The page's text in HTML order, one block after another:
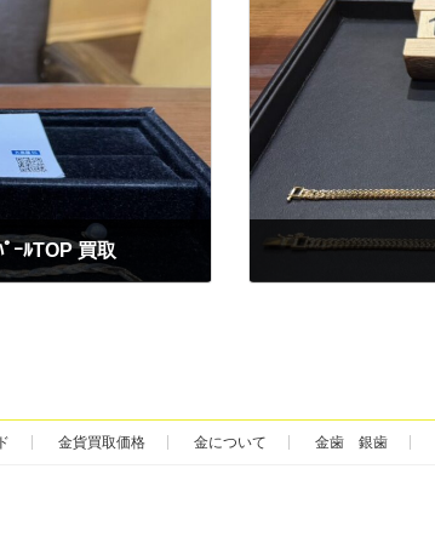
ｰﾙTOP 買取
金貨買取価格 金について 金歯 銀歯